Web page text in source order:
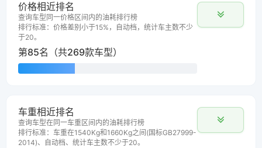
价格相近排名
查询车型同一价格区间内的油耗排行榜
排行标准：价格差别小于15%，自动档，统计车主数不少
于20。
第85名（共269款车型）
车重相近排名
查询车型在同一车重区间内的油耗排行榜
排行标准：车重在1540Kg和1660Kg之间(国标GB27999-
2014)、自动档、统计车主数不少于20。